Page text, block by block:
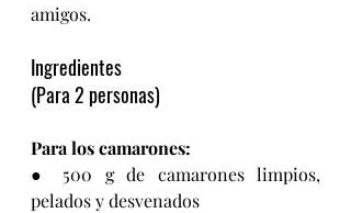
amigos.
Ingredientes
(Para 2 personas)
Para los camarones:
● 500 g de camarones limpios,
pelados y desvenados